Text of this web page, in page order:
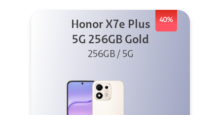
40%
Honor X7e Plus
5G 256GB Gold
256GB / 5G